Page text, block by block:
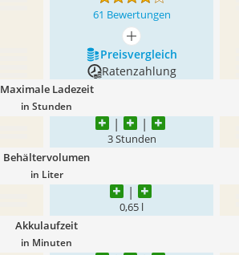
61 Bewertungen
mehr anzeigen
Preis­vergleich
Ratenzahlung
Maximale Ladezeit
in Stunden
3 Stunden
Behältervolumen
in Liter
0,65 l
Akkulaufzeit
in Minuten